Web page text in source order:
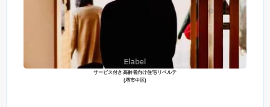
サービス付き高齢者向け住宅リベルテ
(堺市中区)